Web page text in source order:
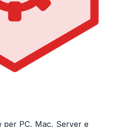
per PC, Mac, Server e